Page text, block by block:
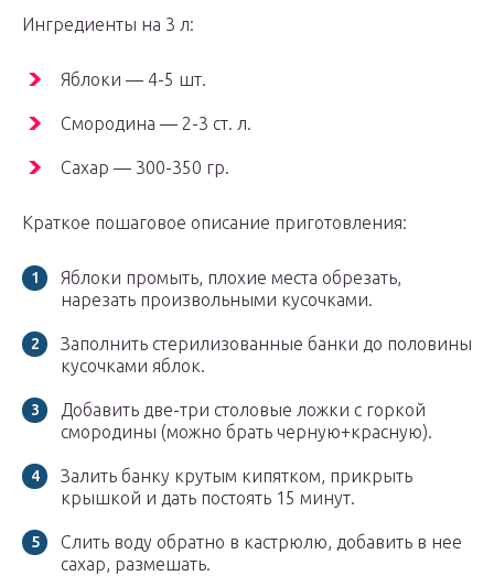
Ингредиенты на 3 л:
Яблоки — 4-5 шт.
Смородина — 2-3 ст. л.
Сахар — 300-350 гр.
Краткое пошаговое описание приготовления:
Яблоки промыть, плохие места обрезать,
нарезать произвольными кусочками.
Заполнить стерилизованные банки до половины
кусочками яблок.
Добавить две-три столовые ложки с горкой
смородины (можно брать черную+красную).
Залить банку крутым кипятком, прикрыть
крышкой и дать постоять 15 минут.
Слить воду обратно в кастрюлю, добавить в нее
сахар, размешать.